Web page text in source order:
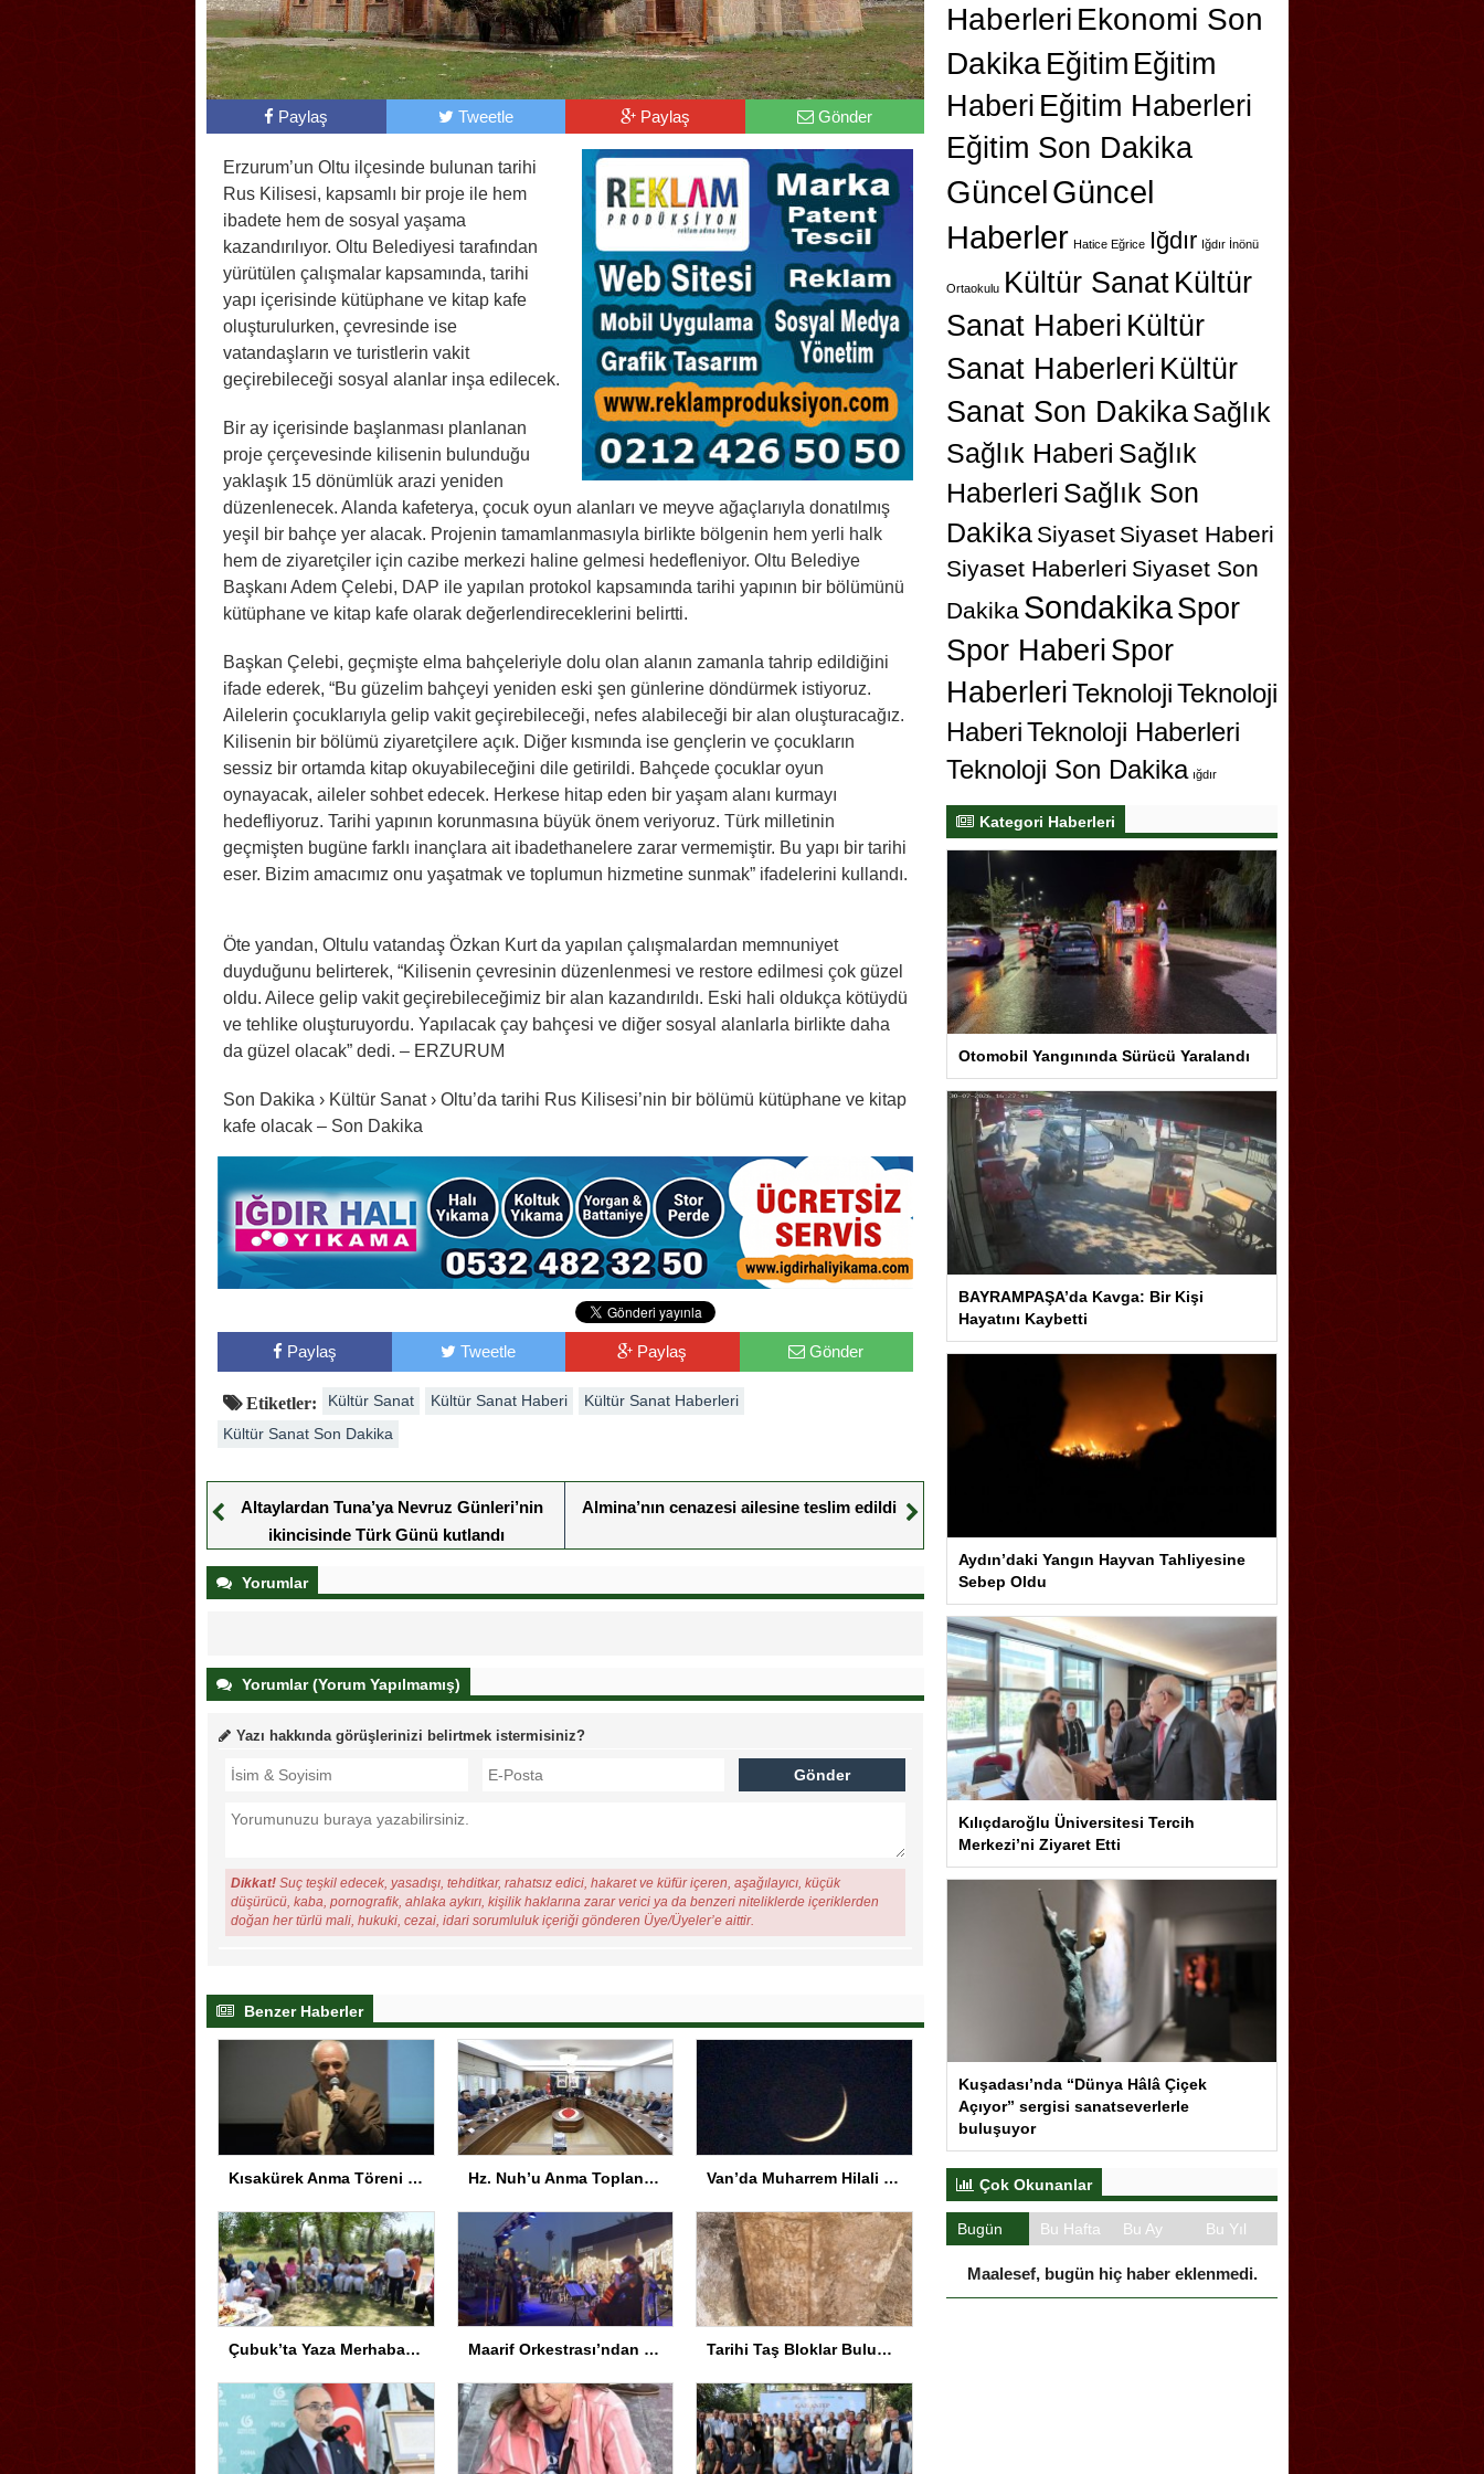
Paylaş Tweetle Paylaş Gönder
Erzurum’un Oltu ilçesinde bulunan tarihi
Rus Kilisesi, kapsamlı bir proje ile hem
ibadete hem de sosyal yaşama
kazandırılıyor. Oltu Belediyesi tarafından
yürütülen çalışmalar kapsamında, tarihi
yapı içerisinde kütüphane ve kitap kafe
oluşturulurken, çevresinde ise
vatandaşların ve turistlerin vakit
geçirebileceği sosyal alanlar inşa edilecek.
Bir ay içerisinde başlanması planlanan
proje çerçevesinde kilisenin bulunduğu
yaklaşık 15 dönümlük arazi yeniden
düzenlenecek. Alanda kafeterya, çocuk oyun alanları ve meyve ağaçlarıyla donatılmış
yeşil bir bahçe yer alacak. Projenin tamamlanmasıyla birlikte bölgenin hem yerli halk
hem de ziyaretçiler için cazibe merkezi haline gelmesi hedefleniyor. Oltu Belediye
Başkanı Adem Çelebi, DAP ile yapılan protokol kapsamında tarihi yapının bir bölümünü
kütüphane ve kitap kafe olarak değerlendireceklerini belirtti.
Başkan Çelebi, geçmişte elma bahçeleriyle dolu olan alanın zamanla tahrip edildiğini
ifade ederek, “Bu güzelim bahçeyi yeniden eski şen günlerine döndürmek istiyoruz.
Ailelerin çocuklarıyla gelip vakit geçirebileceği, nefes alabileceği bir alan oluşturacağız.
Kilisenin bir bölümü ziyaretçilere açık. Diğer kısmında ise gençlerin ve çocukların
sessiz bir ortamda kitap okuyabileceğini dile getirildi. Bahçede çocuklar oyun
oynayacak, aileler sohbet edecek. Herkese hitap eden bir yaşam alanı kurmayı
hedefliyoruz. Tarihi yapının korunmasına büyük önem veriyoruz. Türk milletinin
geçmişten bugüne farklı inançlara ait ibadethanelere zarar vermemiştir. Bu yapı bir tarihi
eser. Bizim amacımız onu yaşatmak ve toplumun hizmetine sunmak” ifadelerini kullandı.
Öte yandan, Oltulu vatandaş Özkan Kurt da yapılan çalışmalardan memnuniyet
duyduğunu belirterek, “Kilisenin çevresinin düzenlenmesi ve restore edilmesi çok güzel
oldu. Ailece gelip vakit geçirebileceğimiz bir alan kazandırıldı. Eski hali oldukça kötüydü
ve tehlike oluşturuyordu. Yapılacak çay bahçesi ve diğer sosyal alanlarla birlikte daha
da güzel olacak” dedi. – ERZURUM
Son Dakika › Kültür Sanat › Oltu’da tarihi Rus Kilisesi’nin bir bölümü kütüphane ve kitap
kafe olacak – Son Dakika
Paylaş Tweetle Paylaş Gönder
Etiketler: Kültür Sanat Kültür Sanat Haberi
Kültür Sanat Haberleri
Kültür Sanat Son Dakika
Altaylardan Tuna’ya Nevruz Günleri’nin
ikincisinde Türk Günü kutlandı
Almina’nın cenazesi ailesine teslim edildi
Yorumlar
Yorumlar (Yorum Yapılmamış)
Yazı hakkında görüşlerinizi belirtmek istermisiniz?
Dikkat! Suç teşkil edecek, yasadışı, tehditkar, rahatsız edici, hakaret ve küfür içeren, aşağılayıcı, küçük
düşürücü, kaba, pornografik, ahlaka aykırı, kişilik haklarına zarar verici ya da benzeri niteliklerde içeriklerden
doğan her türlü mali, hukuki, cezai, idari sorumluluk içeriği gönderen Üye/Üyeler’e aittir.
Benzer Haberler
Kısakürek Anma Töreni Trabzon’da Yapıldı Hz. Nuh’u Anma Toplantısı Şırnak’ta Van’da Muharrem Hilali ve Gezegenler Gökyüzünde Buluştu
Çubuk’ta Yaza Merhaba Etkinliği Maarif Orkestrası’ndan Keyifli Konser Tarihi Taş Bloklar Bulundu
Haberleri Ekonomi Son
Dakika Eğitim Eğitim
Haberi Eğitim Haberleri
Eğitim Son Dakika
GüncelGüncel
Haberler Hatice Eğrice Iğdır Iğdır İnönü
Ortaokulu Kültür SanatKültür
Sanat Haberi Kültür
Sanat Haberleri Kültür
Sanat Son DakikaSağlık
Sağlık Haberi Sağlık
Haberleri Sağlık Son
Dakika Siyaset Siyaset Haberi
Siyaset Haberleri Siyaset Son
Dakika SondakikaSpor
Spor Haberi Spor
HaberleriTeknolojiTeknoloji
HaberiTeknoloji Haberleri
Teknoloji Son Dakika ığdır
Kategori Haberleri
Otomobil Yangınında Sürücü Yaralandı
BAYRAMPAŞA’da Kavga: Bir Kişi
Hayatını Kaybetti
Aydın’daki Yangın Hayvan Tahliyesine
Sebep Oldu
Kılıçdaroğlu Üniversitesi Tercih
Merkezi’ni Ziyaret Etti
Kuşadası’nda “Dünya Hâlâ Çiçek
Açıyor” sergisi sanatseverlerle
buluşuyor
Çok Okunanlar
Bugün Bu Hafta Bu Ay Bu Yıl
Maalesef, bugün hiç haber eklenmedi.